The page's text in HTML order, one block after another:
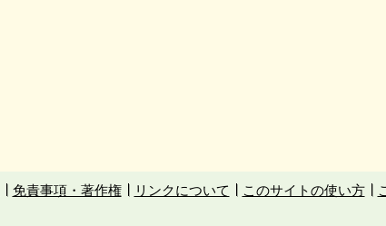
免責事項・著作権 リンクについて このサイトの使い方